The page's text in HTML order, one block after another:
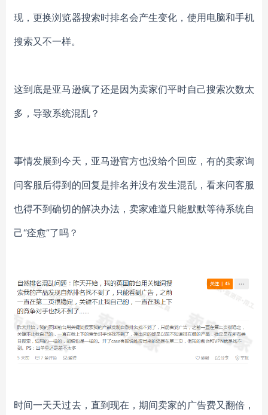
现，更换浏览器搜索时排名会产生变化，使用电脑和手机
搜索又不一样。
这到底是亚马逊疯了还是因为卖家们平时自己搜索次数太
多，导致系统混乱？
事情发展到今天，亚马逊官方也没给个回应，有的卖家询
问客服后得到的回复是排名并没有发生混乱，看来问客服
也得不到确切的解决办法，卖家难道只能默默等待系统自
己“痊愈”了吗？
时间一天天过去，直到现在，期间卖家的广告费又翻倍，